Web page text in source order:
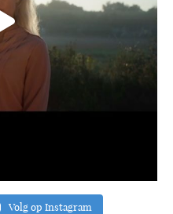
Volg op Instagram